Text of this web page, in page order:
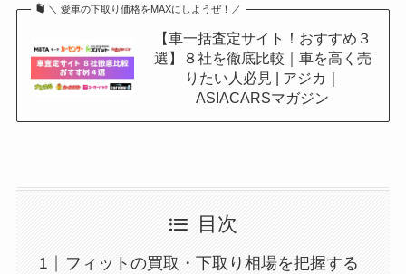
＼ 愛車の下取り価格をMAXにしようぜ！／
【車一括査定サイト！おすすめ３
選】８社を徹底比較｜車を高く売
りたい人必見 | アジカ｜
ASIACARSマガジン
目次
フィットの買取・下取り相場を把握する